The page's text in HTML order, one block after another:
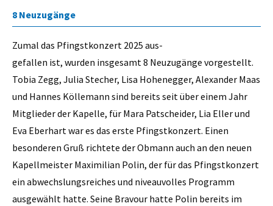
8 Neuzugänge
Zumal das Pfingstkonzert 2025 aus-
gefallen ist, wurden insgesamt 8 Neuzugänge vorgestellt.
Tobia Zegg, Julia Stecher, Lisa Hohenegger, Alexander Maas
und Hannes Köllemann sind bereits seit über einem Jahr
Mitglieder der Kapelle, für Mara Patscheider, Lia Eller und
Eva Eberhart war es das erste Pfingstkonzert. Einen
besonderen Gruß richtete der Obmann auch an den neuen
Kapellmeister Maximilian Polin, der für das Pfingstkonzert
ein abwechslungsreiches und niveauvolles Programm
ausgewählt hatte. Seine Bravour hatte Polin bereits im